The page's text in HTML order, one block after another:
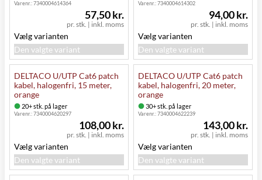
Varenr.:7340004614364
pr. stk. | inkl. moms
57,50 kr.
Vælg varianten
Den valgte variant
Varenr.:7340004614302
pr. stk. | inkl. moms
94,00 kr.
Vælg varianten
Den valgte variant
DELTACO U/UTP Cat6 patch
kabel, halogenfri, 15 meter,
orange
20+ stk. på lager
Varenr.:7340004620297
pr. stk. | inkl. moms
108,00 kr.
Vælg varianten
Den valgte variant
DELTACO U/UTP Cat6 patch
kabel, halogenfri, 20 meter,
orange
30+ stk. på lager
Varenr.:7340004622239
pr. stk. | inkl. moms
143,00 kr.
Vælg varianten
Den valgte variant